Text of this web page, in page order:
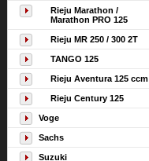
Rieju Marathon /
Marathon PRO 125
Rieju MR 250 / 300 2T
TANGO 125
Rieju Aventura 125 ccm
Rieju Century 125
Voge
Sachs
Suzuki